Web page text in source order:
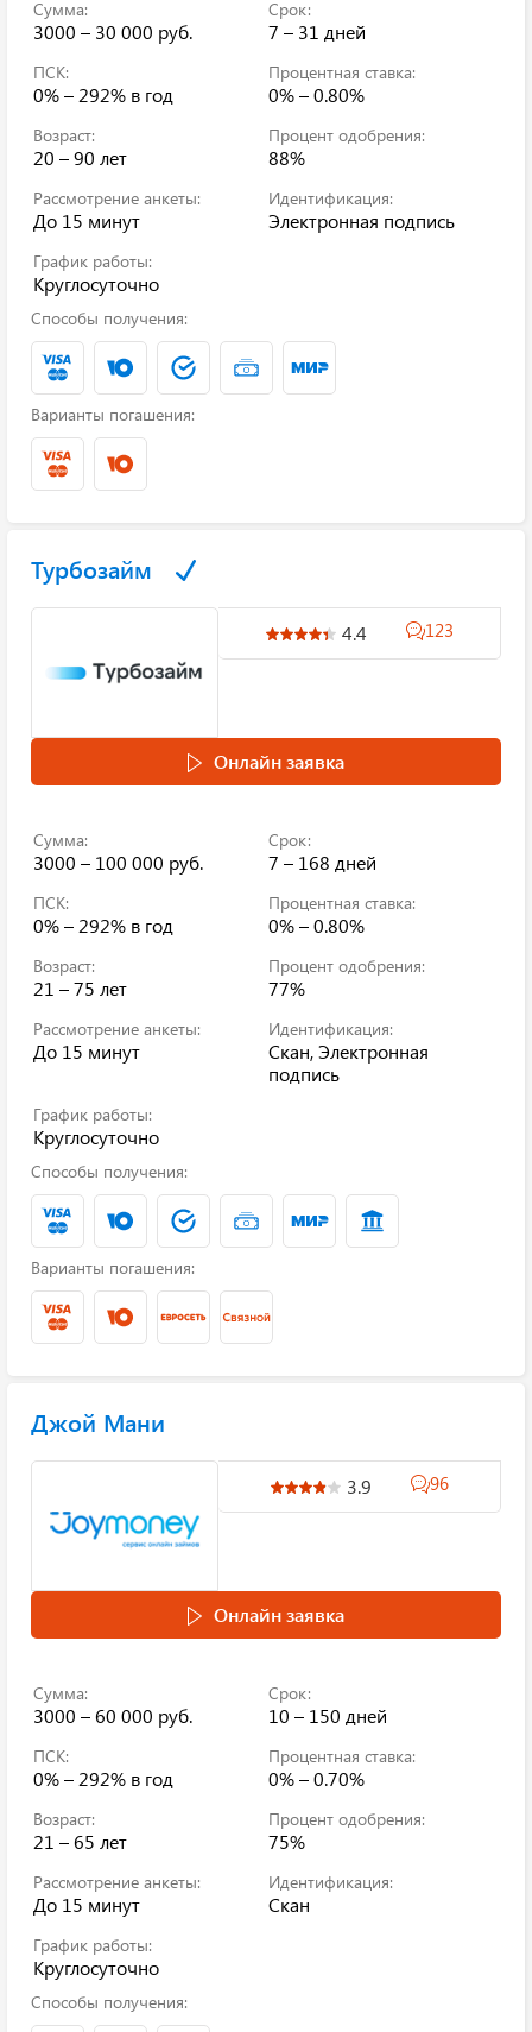
Сумма:
3000 – 30 000 руб.
Срок:
7 – 31 дней
ПСК:
0% – 292% в год
Процентная ставка:
0% – 0.80%
Возраст:
20 – 90 лет
Процент одобрения:
88%
Рассмотрение анкеты:
До 15 минут
Идентификация:
Электронная подпись
График работы:
Круглосуточно
Способы получения:
Варианты погашения:
Турбозайм
4.4 123
Онлайн заявка
Сумма:
3000 – 100 000 руб.
Срок:
7 – 168 дней
ПСК:
0% – 292% в год
Процентная ставка:
0% – 0.80%
Возраст:
21 – 75 лет
Процент одобрения:
77%
Рассмотрение анкеты:
До 15 минут
Идентификация:
Скан, Электронная
подпись
График работы:
Круглосуточно
Способы получения:
Варианты погашения:
Джой Мани
3.9 96
Онлайн заявка
Сумма:
3000 – 60 000 руб.
Срок:
10 – 150 дней
ПСК:
0% – 292% в год
Процентная ставка:
0% – 0.70%
Возраст:
21 – 65 лет
Процент одобрения:
75%
Рассмотрение анкеты:
До 15 минут
Идентификация:
Скан
График работы:
Круглосуточно
Способы получения: